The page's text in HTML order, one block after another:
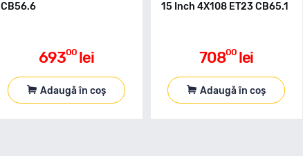
CB56.6
69300 lei
Adaugă în coș
15 Inch 4X108 ET23 CB65.1
70800 lei
Adaugă în coș